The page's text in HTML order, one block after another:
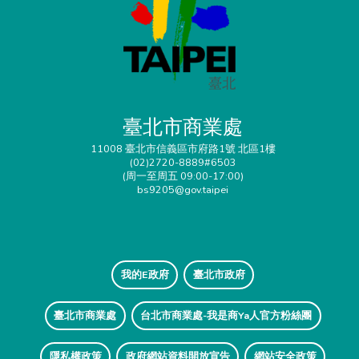
臺北市商業處
11008 臺北市信義區市府路1號 北區1樓
(02)2720-8889#6503
(周一至周五 09:00-17:00)
bs9205@gov.taipei
我的E政府 臺北市政府
臺北市商業處 台北市商業處-我是商Ya人官方粉絲團